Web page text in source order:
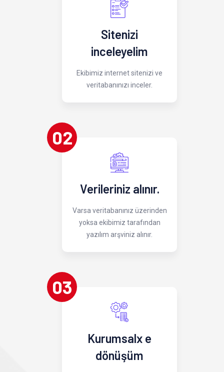
Sitenizi
inceleyelim
Ekibimiz internet sitenizi ve
veritabanınızı inceler.
02
Verileriniz alınır.
Varsa veritabanınız üzerinden
yoksa ekibimiz tarafından
yazılım arşviniz alınır.
03
Kurumsalx e
dönüşüm